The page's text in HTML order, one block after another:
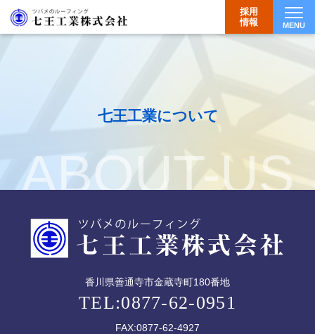
MENU
採用
情報
七王工業について
ABOUT-US
香川県善通寺市金蔵寺町180番地
TEL:0877-62-0951
FAX:0877-62-4927